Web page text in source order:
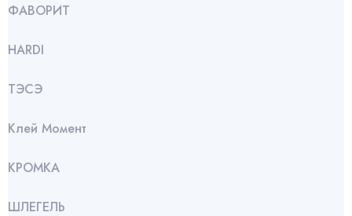
ФАВОРИТ
HARDI
ТЭСЭ
Клей Момент
КРОМКА
ШЛЕГЕЛЬ